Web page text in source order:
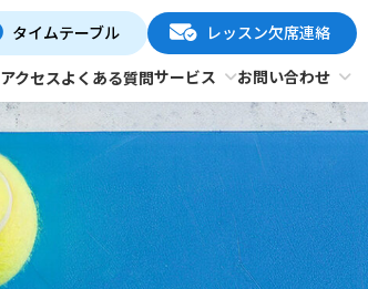
タイムテーブル レッスン欠席連絡
アクセスよくある質問サービス お問い合わせ